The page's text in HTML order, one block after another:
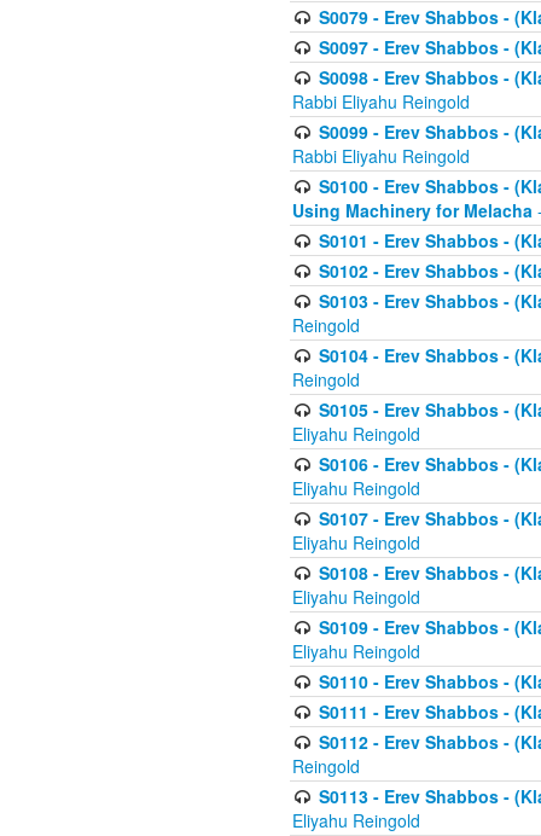
S0079 - Erev Shabbos -
S0097 - Erev Shabbos -
S0098 - Erev Shabbos -
Rabbi Eliyahu Reingold
S0099 - Erev Shabbos -
Rabbi Eliyahu Reingold
S0100 - Erev Shabbos -
Using Machinery for Melacha
S0101 - Erev Shabbos -
S0102 - Erev Shabbos -
S0103 - Erev Shabbos -
Reingold
S0104 - Erev Shabbos -
Reingold
S0105 - Erev Shabbos -
Eliyahu Reingold
S0106 - Erev Shabbos -
Eliyahu Reingold
S0107 - Erev Shabbos -
Eliyahu Reingold
S0108 - Erev Shabbos -
Eliyahu Reingold
S0109 - Erev Shabbos -
Eliyahu Reingold
S0110 - Erev Shabbos -
S0111 - Erev Shabbos -
S0112 - Erev Shabbos -
Reingold
S0113 - Erev Shabbos -
Eliyahu Reingold